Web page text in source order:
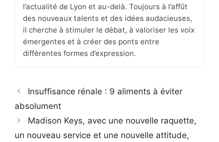
l’actualité de Lyon et au-delà. Toujours à l’affût
des nouveaux talents et des idées audacieuses,
il cherche à stimuler le débat, à valoriser les voix
émergentes et à créer des ponts entre
différentes formes d’expression.
Insuffisance rénale : 9 aliments à éviter
absolument
Madison Keys, avec une nouvelle raquette,
un nouveau service et une nouvelle attitude,